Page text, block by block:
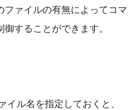
ファイルの有無によってコマ
することができます。
イル名を指定しておくと、